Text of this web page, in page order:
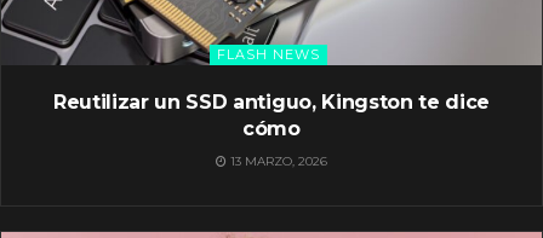
FLASH NEWS
Reutilizar un SSD antiguo, Kingston te dice
cómo
13 MARZO, 2026